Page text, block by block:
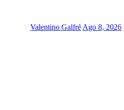
Valentino Galfré Ago 8, 2026